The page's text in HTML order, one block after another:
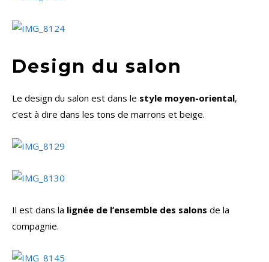
Design du salon
Le design du salon est dans le style moyen-oriental,
c’est à dire dans les tons de marrons et beige.
Il est dans la lignée de l’ensemble des salons de la
compagnie.